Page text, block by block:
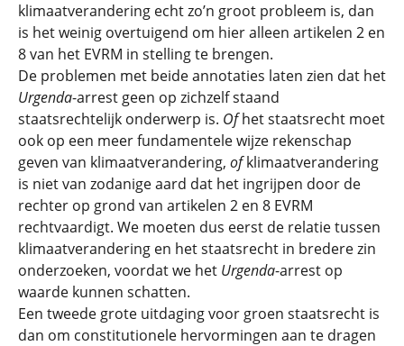
klimaatverandering echt zo’n groot probleem is, dan
is het weinig overtuigend om hier alleen artikelen 2 en
8 van het EVRM in stelling te brengen.
De problemen met beide annotaties laten zien dat het
Urgenda-arrest geen op zichzelf staand
staatsrechtelijk onderwerp is. Ofhet staatsrecht moet
ook op een meer fundamentele wijze rekenschap
geven van klimaatverandering, ofklimaatverandering
is niet van zodanige aard dat het ingrijpen door de
rechter op grond van artikelen 2 en 8 EVRM
rechtvaardigt. We moeten dus eerst de relatie tussen
klimaatverandering en het staatsrecht in bredere zin
onderzoeken, voordat we het Urgenda-arrest op
waarde kunnen schatten.
Een tweede grote uitdaging voor groen staatsrecht is
dan om constitutionele hervormingen aan te dragen